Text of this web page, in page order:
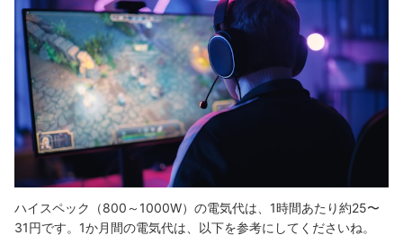
ハイスペック（800～1000W）の電気代は、1時間あたり約25〜
31円です。1か月間の電気代は、以下を参考にしてくださいね。